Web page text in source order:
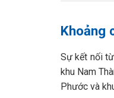
Khoảng
Sự kết nối từ
khu Nam
Phước và